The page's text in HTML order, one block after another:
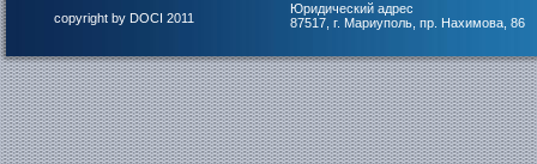
copyright by DOCI 2011
Юридический адрес
87517, г. Мариуполь, пр. Нахимова, 86